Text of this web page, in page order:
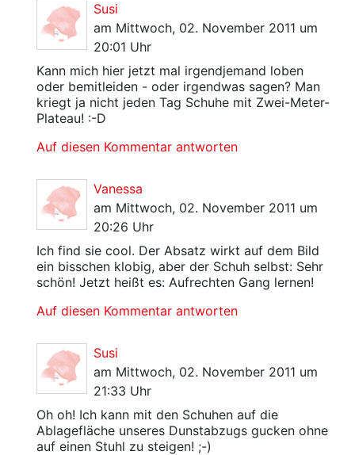
Susi
am Mittwoch, 02. November 2011 um
20:01 Uhr
Kann mich hier jetzt mal irgendjemand loben
oder bemitleiden - oder irgendwas sagen? Man
kriegt ja nicht jeden Tag Schuhe mit Zwei-Meter-
Plateau! :-D
Auf diesen Kommentar antworten
Vanessa
am Mittwoch, 02. November 2011 um
20:26 Uhr
Ich find sie cool. Der Absatz wirkt auf dem Bild
ein bisschen klobig, aber der Schuh selbst: Sehr
schön! Jetzt heißt es: Aufrechten Gang lernen!
Auf diesen Kommentar antworten
Susi
am Mittwoch, 02. November 2011 um
21:33 Uhr
Oh oh! Ich kann mit den Schuhen auf die
Ablagefläche unseres Dunstabzugs gucken ohne
auf einen Stuhl zu steigen! ;-)